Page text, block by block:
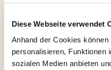
Diese Webseite verwendet
Anhand der Cookies
personalisieren, Funktionen
sozialen Medien anbieten
Data Science
Data
Datenbankverwaltung
Daten
Elektronische